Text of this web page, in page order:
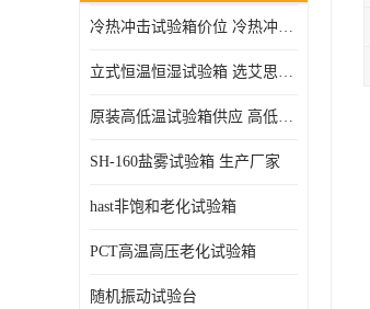
高压加速老化试验箱
冷热冲击试验箱价位 冷热冲击试验设备 非标定制
立式恒温恒湿试验箱 选艾思荔厂家
原装高低温试验箱供应 高低温交变湿热试验箱
SH-160盐雾试验箱 生产厂家
hast非饱和老化试验箱
PCT高温高压老化试验箱
随机振动试验台